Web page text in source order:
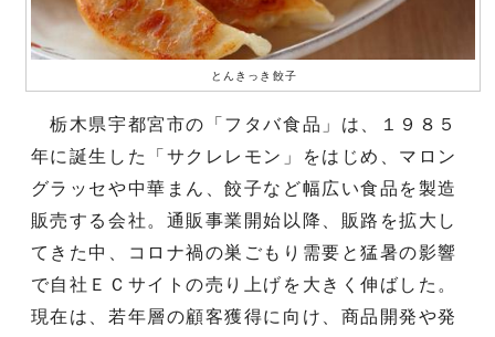
とんきっき餃子
栃木県宇都宮市の「フタバ食品」は、１９８５
年に誕生した「サクレレモン」をはじめ、マロン
グラッセや中華まん、餃子など幅広い食品を製造
販売する会社。通販事業開始以降、販路を拡大し
てきた中、コロナ禍の巣ごもり需要と猛暑の影響
で自社ＥＣサイトの売り上げを大きく伸ばした。
現在は、若年層の顧客獲得に向け、商品開発や発